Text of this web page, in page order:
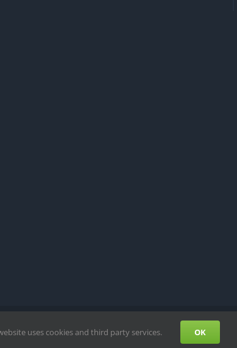
uses cookies and third party services. OK